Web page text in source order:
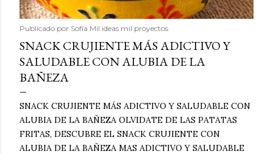
Publicado por Sofía Mil ideas mil proyectos
SNACK CRUJIENTE MÁS ADICTIVO Y
SALUDABLE CON ALUBIA DE LA
BAÑEZA
SNACK CRUJIENTE MÁS ADICTIVO Y SALUDABLE CON
ALUBIA DE LA BAÑEZA OLVIDATE DE LAS PATATAS
FRITAS, DESCUBRE EL SNACK CRUJIENTE CON
ALUBIA DE LA BAÑEZA MAS ADICTIVO Y SALUDABLE